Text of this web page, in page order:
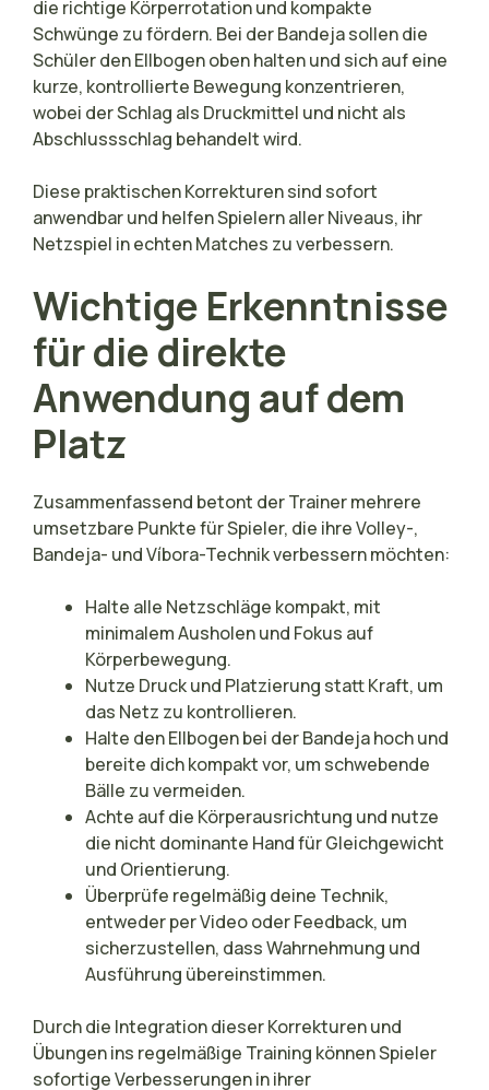
die richtige Körperrotation und kompakte
Schwünge zu fördern. Bei der Bandeja sollen die
Schüler den Ellbogen oben halten und sich auf eine
kurze, kontrollierte Bewegung konzentrieren,
wobei der Schlag als Druckmittel und nicht als
Abschlussschlag behandelt wird.
Diese praktischen Korrekturen sind sofort
anwendbar und helfen Spielern aller Niveaus, ihr
Netzspiel in echten Matches zu verbessern.
Wichtige Erkenntnisse
für die direkte
Anwendung auf dem
Platz
Zusammenfassend betont der Trainer mehrere
umsetzbare Punkte für Spieler, die ihre Volley-,
Bandeja- und Víbora-Technik verbessern möchten:
Halte alle Netzschläge kompakt, mit
minimalem Ausholen und Fokus auf
Körperbewegung.
Nutze Druck und Platzierung statt Kraft, um
das Netz zu kontrollieren.
Halte den Ellbogen bei der Bandeja hoch und
bereite dich kompakt vor, um schwebende
Bälle zu vermeiden.
Achte auf die Körperausrichtung und nutze
die nicht dominante Hand für Gleichgewicht
und Orientierung.
Überprüfe regelmäßig deine Technik,
entweder per Video oder Feedback, um
sicherzustellen, dass Wahrnehmung und
Ausführung übereinstimmen.
Durch die Integration dieser Korrekturen und
Übungen ins regelmäßige Training können Spieler
sofortige Verbesserungen in ihrer